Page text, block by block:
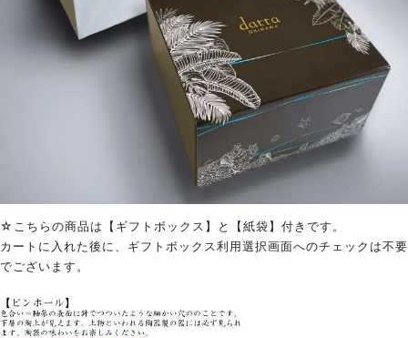
☆こちらの商品は【ギフトボックス】と【紙袋】付きです。
カートに入れた後に、ギフトボックス利用選択画面へのチェックは不要
でございます。